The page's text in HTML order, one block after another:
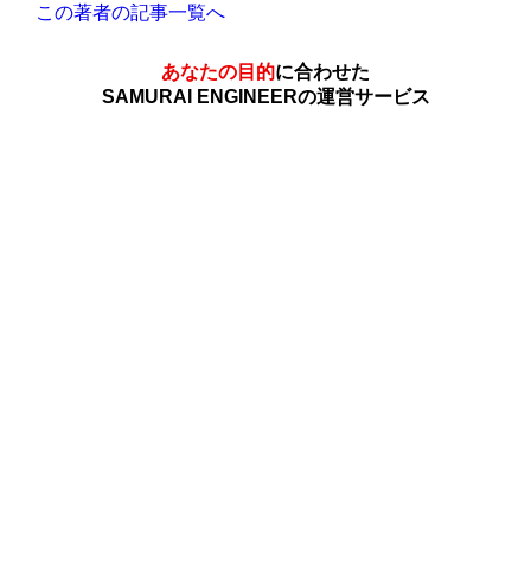
この著者の記事一覧へ
あなたの目的に合わせた
SAMURAI ENGINEERの運営サービス